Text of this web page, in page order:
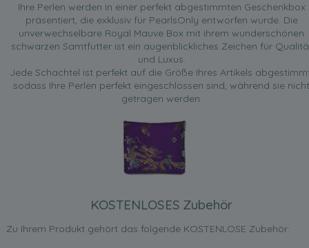
Ihre Perlen werden in einer perfekt abgestimmten Geschenkbox
präsentiert, die exklusiv für PearlsOnly entworfen wurde. Die
unverwechselbare Royal Mauve Box mit ihrem wunderschönen
schwarzen Samtfutter ist ein augenblickliches Zeichen für
und Luxus.
Jede Schachtel ist perfekt auf die Größe Ihres Artikels
sodass Ihre Perlen perfekt eingeschlossen sind, während sie nicht
getragen werden.
KOSTENLOSES Zubehör
Zu Ihrem Produkt gehört das folgende KOSTENLOSE Zubehör: